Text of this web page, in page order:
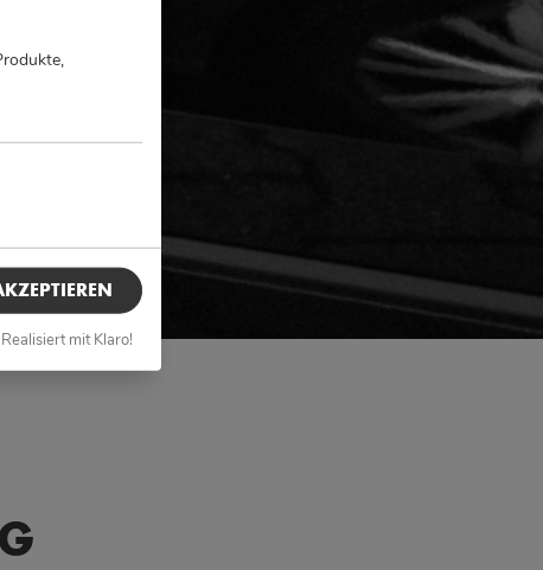
Realisiert mit Klaro!